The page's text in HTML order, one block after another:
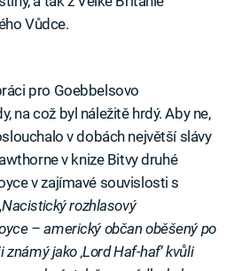
Vůdce.
pro Goebbelsovo
na což byl náležitě hrdý. Aby ne,
v dobách největší slávy
v knize Bitvy druhé
v zajímavé souvislosti s
Nacistický rozhlasový
– americký občan oběšený po
známý jako ‚Lord Haf-haf‘kvůli